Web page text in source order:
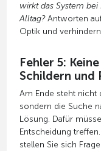
wirkt das System
Alltag?Antworten
Optik und
Fehler 5:
Schildern und
Am Ende steht nicht
sondern die Suche
Lösung. Dafür
Entscheidung
stellen Sie sich